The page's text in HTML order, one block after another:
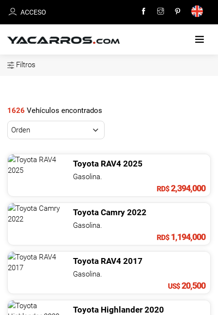
ACCESO
EN
VENTA
TU
CARRO
NOTICIAS
Filtros
1626 Vehículos encontrados
Toyota RAV4 2025
Gasolina.
RD$2,394,000
Toyota Camry 2022
Gasolina.
RD$ 1,194,000
Toyota RAV4 2017
Gasolina.
US$20,500
Toyota Highlander 2020